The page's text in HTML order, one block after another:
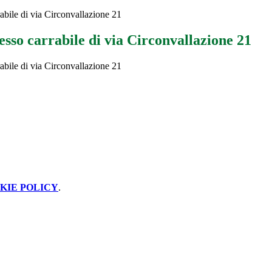
di via Circonvallazione 21
carrabile di via Circonvallazione 21
di via Circonvallazione 21
POLICY.